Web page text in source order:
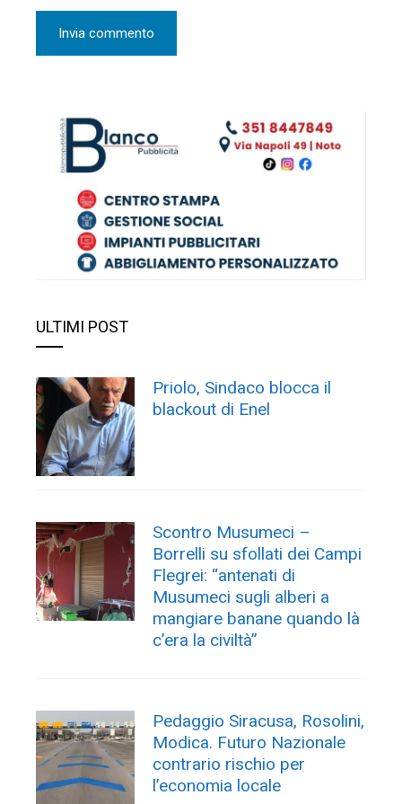
ULTIMI POST
Priolo, Sindaco blocca il
blackout di Enel
Scontro Musumeci –
Borrelli su sfollati dei Campi
Flegrei: “antenati di
Musumeci sugli alberi a
mangiare banane quando là
c’era la civiltà”
Pedaggio Siracusa, Rosolini,
Modica. Futuro Nazionale
contrario rischio per
l’economia locale